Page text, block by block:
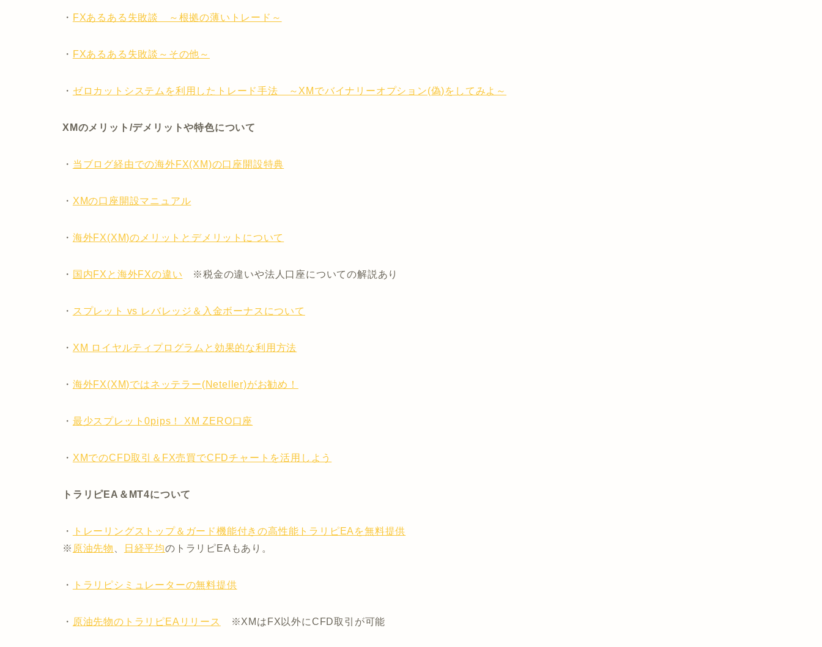
・ FXあるある失敗談 ～根拠の薄いトレード～
・ FXあるある失敗談～その他～
・ ゼロカットシステムを利用したトレード手法 ～XMでバイナリーオプション(偽)をしてみよ～
XMのメリット/デメリットや特色について
・ 当ブログ経由での海外FX(XM)の口座開設特典
・ XMの口座開設マニュアル
・ 海外FX(XM)のメリットとデメリットについて
・ 国内FXと海外FXの違い ※税金の違いや法人口座についての解説あり
・ スプレット vs レバレッジ＆入金ボーナスについて
・ XM ロイヤルティプログラムと効果的な利用方法
・ 海外FX(XM)ではネッテラー(Neteller)がお勧め！
・ 最少スプレット0pips！ XM ZERO口座
・ XMでのCFD取引＆FX売買でCFDチャートを活用しよう
トラリピEA＆MT4について
・
トレーリングストップ＆ガード機能付きの高性能トラリピEAを無料提供
※ 原油先物 日経平均のトラリピEAもあり。
・ トラリピシミュレーターの無料提供
・ 原油先物のトラリピEAリリース ※XMはFX以外にCFD取引が可能